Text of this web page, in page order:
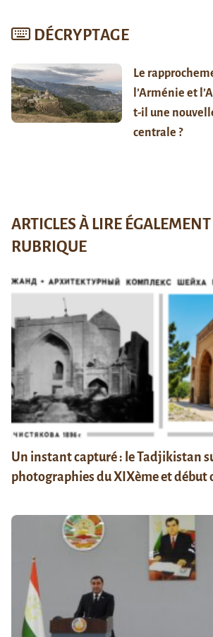
DÉCRYPTAGE
Le
l’Arménie et
t-il une
centrale ?
ARTICLES À LIRE
RUBRIQUE
Un instant capturé : le Tadjikistan
photographies du XIXème et début